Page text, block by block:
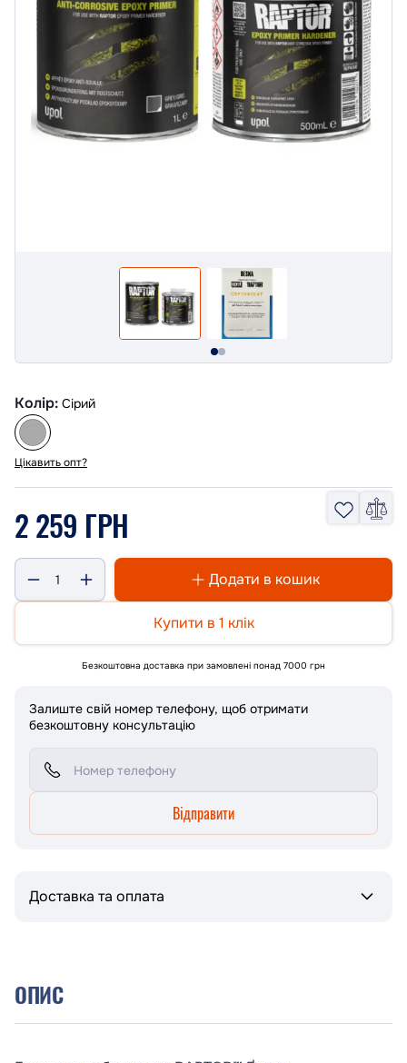
Колір: Сірий
Цікавить опт?
2 259 ГРН
Додати в кошик
Купити в 1 клік
Безкоштовна доставка при замовлені понад 7000 грн
Залиште свій номер телефону, щоб отримати
безкоштовну консультацію
Відправити
Доставка та оплата
ОПИС